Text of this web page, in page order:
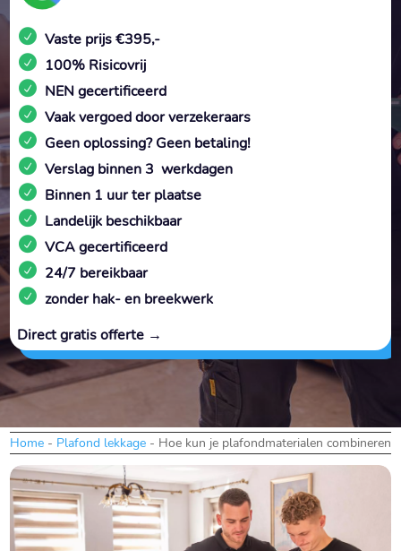
Vaste prijs €395,-
100% Risicovrij
NEN gecertificeerd
Vaak vergoed door verzekeraars
Geen oplossing? Geen betaling!
Verslag binnen 3 werkdagen
Binnen 1 uur ter plaatse
Landelijk beschikbaar
VCA gecertificeerd
24/7 bereikbaar
zonder hak- en breekwerk
Direct gratis offerte →
Home - Plafond lekkage - Hoe kun je plafondmaterialen combineren